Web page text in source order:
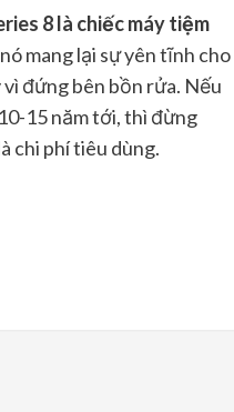
8 là chiếc máy tiệm
mang lại sự yên tĩnh cho
đứng bên bồn rửa. Nếu
15 năm tới, thì đừng
chi phí tiêu dùng.